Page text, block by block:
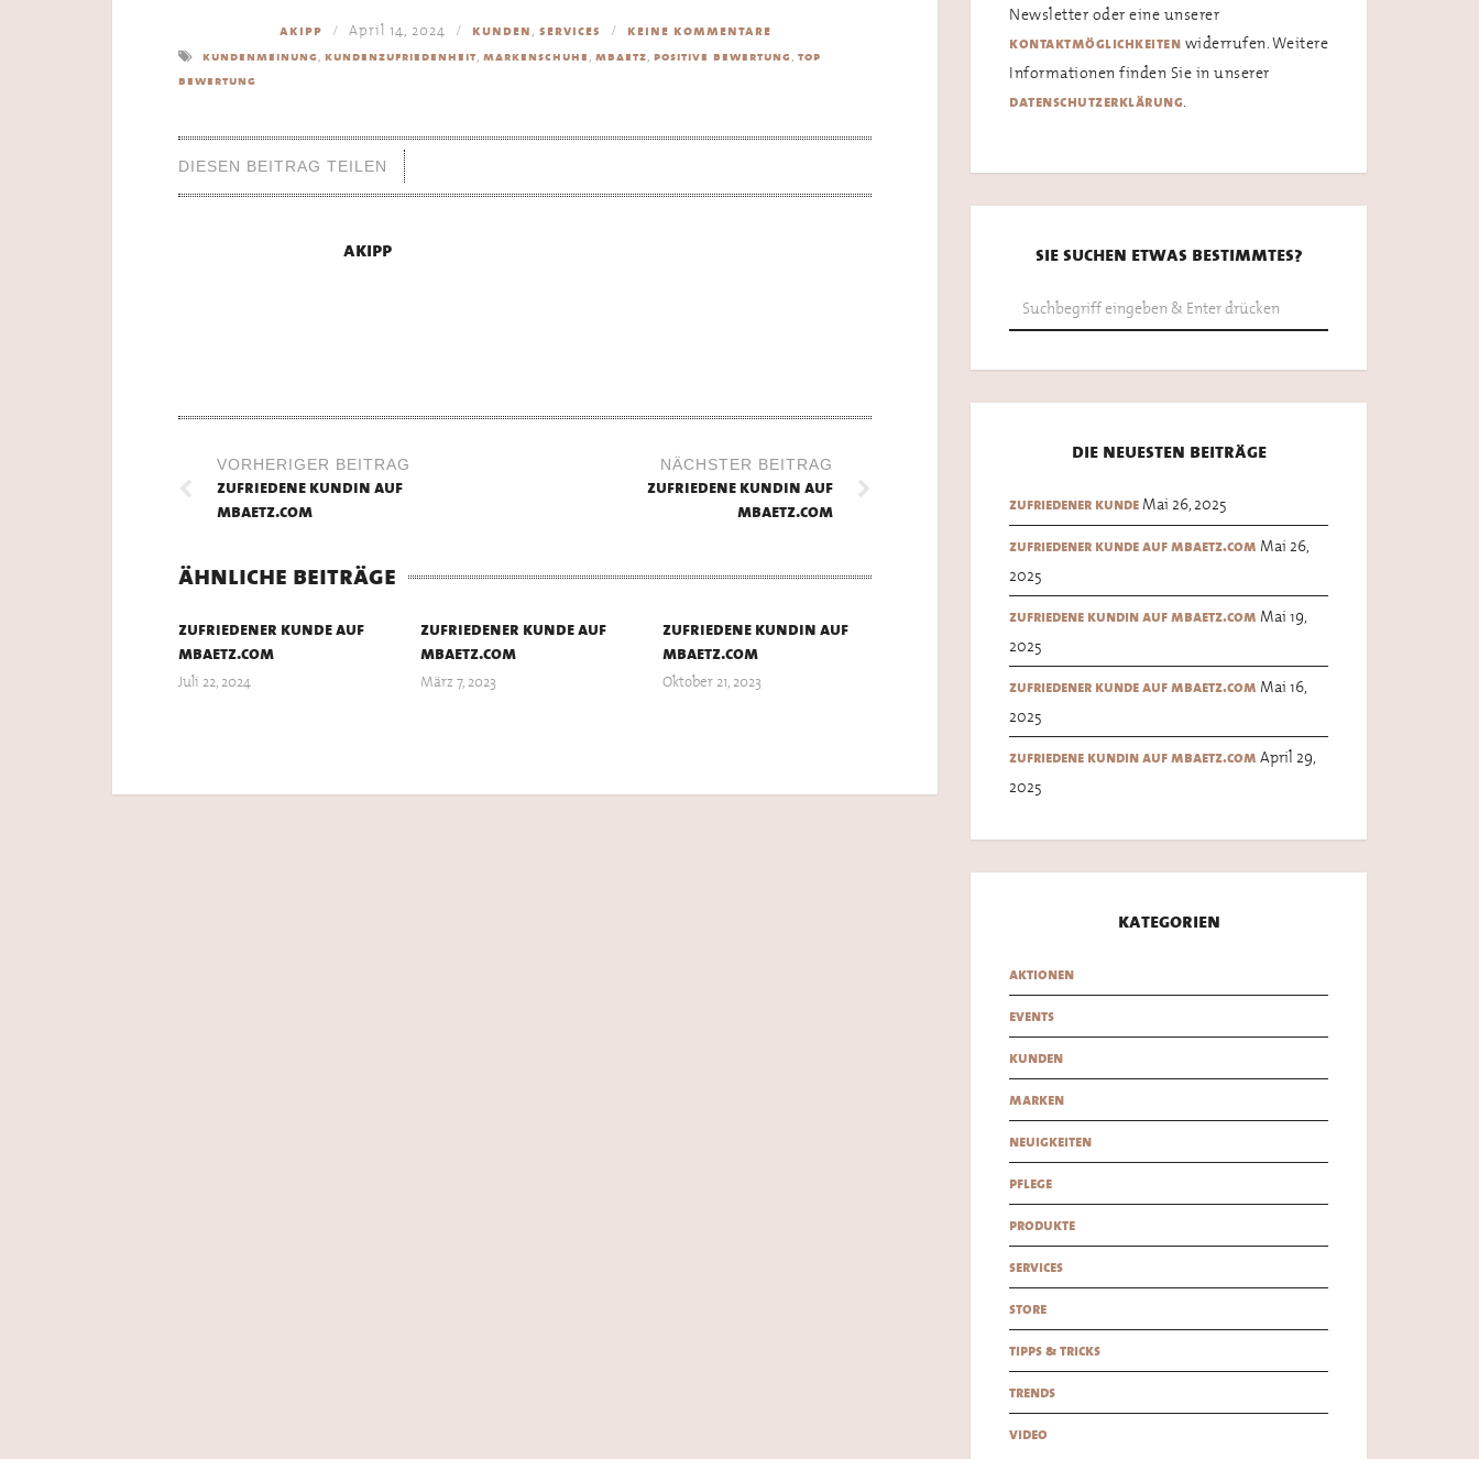
akipp April 14, 2024 kunden, services keine kommentare
kundenmeinung , kundenzufriedenheit, markenschuhe , mbaetz, positive bewertung , top
bewertung
DIESEN BEITRAG TEILEN
akipp
VORHERIGER BEITRAG
zufriedene kundin auf
mbaetz.com
NÄCHSTER BEITRAG
zufriedene kundin auf
mbaetz.com
ähnliche beiträge
zufriedener kunde auf
mbaetz.com
Juli 22, 2024
zufriedener kunde auf
mbaetz.com
März 7, 2023
zufriedene kundin auf
mbaetz.com
Oktober 21, 2023
Newsletter oder eine unserer
kontaktmöglichkeiten widerrufen. Weitere
Informationen finden Sie in unserer
datenschutzerklärung.
sie suchen etwas bestimmtes?
die neuesten beiträge
zufriedener kunde Mai 26, 2025
zufriedener kunde auf mbaetz.com Mai 26,
2025
zufriedene kundin auf mbaetz.com Mai 19,
2025
zufriedener kunde auf mbaetz.com Mai 16,
2025
zufriedene kundin auf mbaetz.com April 29,
2025
kategorien
aktionen
events
kunden
marken
neuigkeiten
pflege
produkte
services
store
tipps & tricks
trends
video